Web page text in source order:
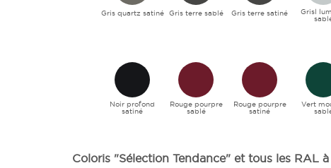
Gris quartz satiné Gris terre sablé Gris terre satiné Grisl
Noir profond
satiné
Rouge pourpre
sablé
Rouge pourpre
satiné
Vert
Coloris "Sélection Tendance" et tous les RAL